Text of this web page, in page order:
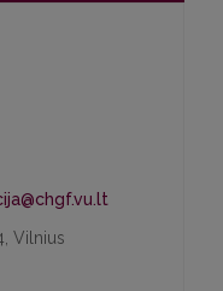
Vilnius